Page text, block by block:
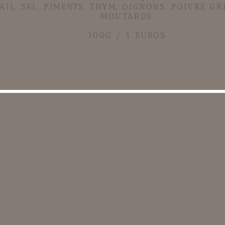
SEL, PIMENTS, THYM, OIGNONS, POIVRE
MOUTARDE
100G / 5 EUROS